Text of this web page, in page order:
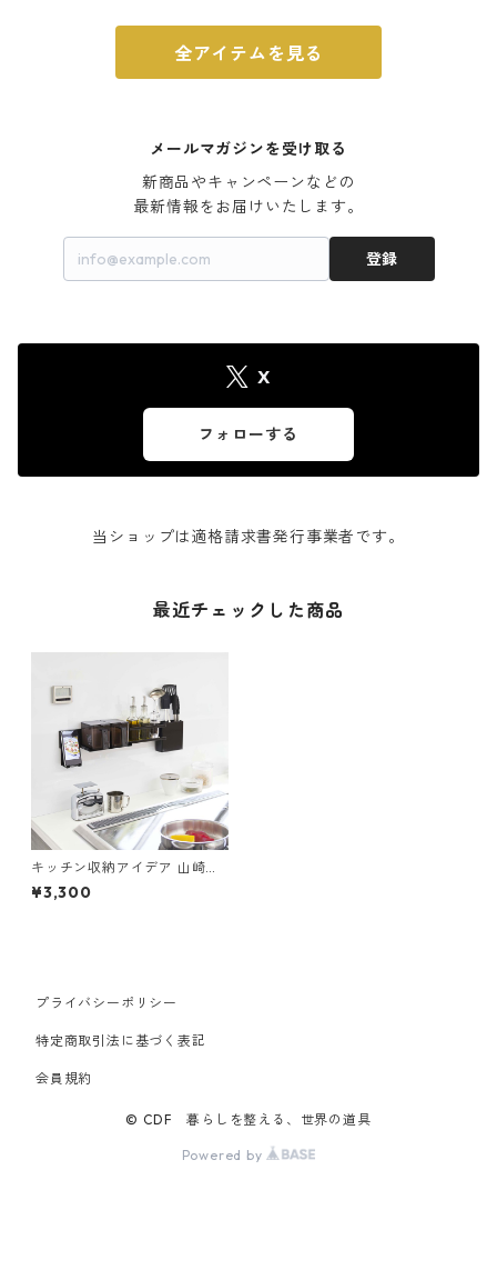
全アイテムを見る
メールマガジンを受け取る
新商品やキャンペーンなどの
最新情報をお届けいたします。
登録
X
フォローする
当ショップは適格請求書発行事業者です。
最近チェックした商品
キッチン収納アイデア 山崎実
業 tower タワー フィルムフッ
ク キッチンウォールバー ブラ
¥3,300
プライバシーポリシー
特定商取引法に基づく表記
会員規約
© CDF 暮らしを整える、世界の道具
Powered by